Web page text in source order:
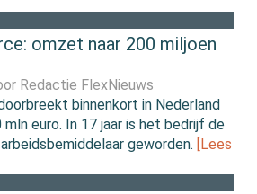
omzet naar 200 miljoen
Redactie FlexNieuws
binnenkort in Nederland
euro. In 17 jaar is het bedrijf de
geworden. [Lees